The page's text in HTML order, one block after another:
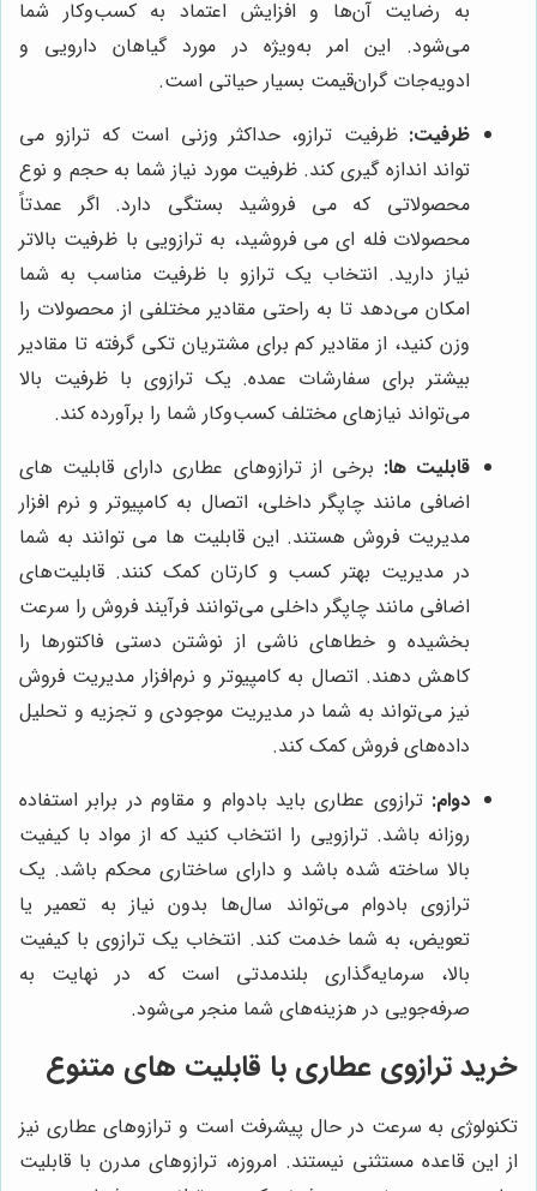
به رضایت آن‌ها و افزایش اعتماد به کسب‌وکار شما
می‌شود. این امر به‌ویژه در مورد گیاهان دارویی و
ادویه‌جات گران‌قیمت بسیار حیاتی است.
ظرفیت: ظرفیت ترازو، حداکثر وزنی است که ترازو می
تواند اندازه گیری کند. ظرفیت مورد نیاز شما به حجم و نوع
محصولاتی که می فروشید بستگی دارد. اگر عمدتاً
محصولات فله ای می فروشید، به ترازویی با ظرفیت بالاتر
نیاز دارید. انتخاب یک ترازو با ظرفیت مناسب به شما
امکان می‌دهد تا به راحتی مقادیر مختلفی از محصولات را
وزن کنید، از مقادیر کم برای مشتریان تکی گرفته تا مقادیر
بیشتر برای سفارشات عمده. یک ترازوی با ظرفیت بالا
می‌تواند نیازهای مختلف کسب‌وکار شما را برآورده کند.
قابلیت ها: برخی از ترازوهای عطاری دارای قابلیت های
اضافی مانند چاپگر داخلی، اتصال به کامپیوتر و نرم افزار
مدیریت فروش هستند. این قابلیت ها می توانند به شما
در مدیریت بهتر کسب و کارتان کمک کنند. قابلیت‌های
اضافی مانند چاپگر داخلی می‌توانند فرآیند فروش را سرعت
بخشیده و خطاهای ناشی از نوشتن دستی فاکتورها را
کاهش دهند. اتصال به کامپیوتر و نرم‌افزار مدیریت فروش
نیز می‌تواند به شما در مدیریت موجودی و تجزیه و تحلیل
داده‌های فروش کمک کند.
دوام: ترازوی عطاری باید بادوام و مقاوم در برابر استفاده
روزانه باشد. ترازویی را انتخاب کنید که از مواد با کیفیت
بالا ساخته شده باشد و دارای ساختاری محکم باشد. یک
ترازوی بادوام می‌تواند سال‌ها بدون نیاز به تعمیر یا
تعویض، به شما خدمت کند. انتخاب یک ترازوی با کیفیت
بالا، سرمایه‌گذاری بلندمدتی است که در نهایت به
صرفه‌جویی در هزینه‌های شما منجر می‌شود.
خرید ترازوی عطاری با قابلیت های متنوع
تکنولوژی به سرعت در حال پیشرفت است و ترازوهای عطاری نیز
از این قاعده مستثنی نیستند. امروزه، ترازوهای مدرن با قابلیت